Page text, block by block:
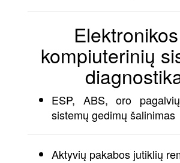
kompiuterinių
ESP, ABS, oro
sistemų gedimų šalinimas
Aktyvių pakabos jutiklių